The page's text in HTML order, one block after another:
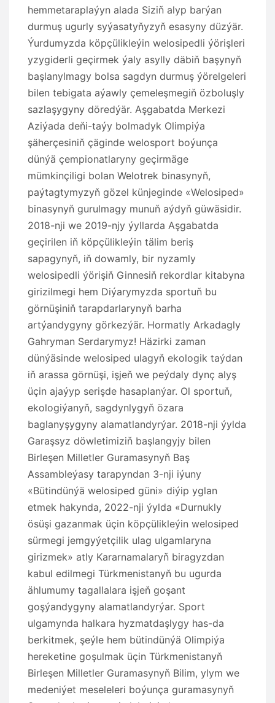
hemmetaraplaýyn alada Siziň alyp barýan
durmuş ugurly syýasatyňyzyň esasyny düzýär.
Ýurdumyzda köpçülikleýin welosipedli ýörişleri
yzygiderli geçirmek ýaly asylly däbiň başynyň
başlanylmagy bolsa sagdyn durmuş ýörelgeleri
bilen tebigata aýawly çemeleşmegiň özboluşly
sazlaşygyny döredýär. Aşgabatda Merkezi
Aziýada deňi-taýy bolmadyk Olimpiýa
şäherçesiniň çäginde welosport boýunça
dünýä çempionatlaryny geçirmäge
mümkinçiligi bolan Welotrek binasynyň,
paýtagtymyzyň gözel künjeginde «Welosiped»
binasynyň gurulmagy munuň aýdyň güwäsidir.
2018-nji we 2019-njy ýyllarda Aşgabatda
geçirilen iň köpçülikleýin tälim beriş
sapagynyň, iň dowamly, bir nyzamly
welosipedli ýörişiň Ginnesiň rekordlar kitabyna
girizilmegi hem Diýarymyzda sportuň bu
görnüşiniň tarapdarlarynyň barha
artýandygyny görkezýär. Hormatly Arkadagly
Gahryman Serdarymyz! Häzirki zaman
dünýäsinde welosiped ulagyň ekologik taýdan
iň arassa görnüşi, işjeň we peýdaly dynç alyş
üçin ajaýyp serişde hasaplanýar. Ol sportuň,
ekologiýanyň, sagdynlygyň özara
baglanyşygyny alamatlandyrýar. 2018-nji ýylda
Garaşsyz döwletimiziň başlangyjy bilen
Birleşen Milletler Guramasynyň Baş
Assambleýasy tarapyndan 3-nji iýuny
«Bütindünýä welosiped güni» diýip yglan
etmek hakynda, 2022-nji ýylda «Durnukly
ösüşi gazanmak üçin köpçülikleýin welosiped
sürmegi jemgyýetçilik ulag ulgamlaryna
girizmek» atly Kararnamalaryň biragyzdan
kabul edilmegi Türkmenistanyň bu ugurda
ählumumy tagallalara işjeň goşant
goşýandygyny alamatlandyrýar. Sport
ulgamynda halkara hyzmatdaşlygy has-da
berkitmek, şeýle hem bütindünýä Olimpiýa
hereketine goşulmak üçin Türkmenistanyň
Birleşen Milletler Guramasynyň Bilim, ylym we
medeniýet meseleleri boýunça guramasynyň